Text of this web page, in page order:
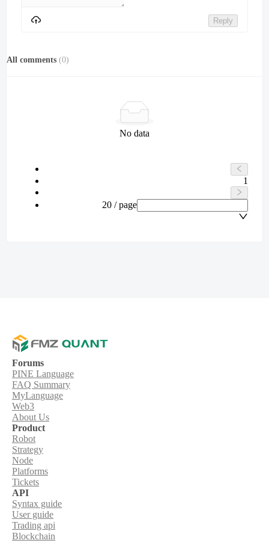
Reply
All comments (0)
No data
1
20 / page
Forums
PINE Language
FAQ Summary
MyLanguage
Web3
About Us
Product
Robot
Strategy
Node
Platforms
Tickets
API
Syntax guide
User guide
Trading api
Blockchain